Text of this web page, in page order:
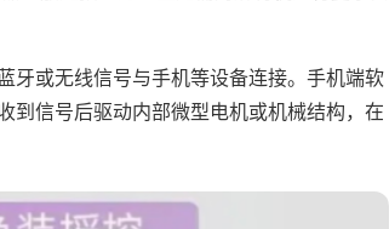
牙或无线信号与手机等设备连接。手机端软
到信号后驱动内部微型电机或机械结构，在